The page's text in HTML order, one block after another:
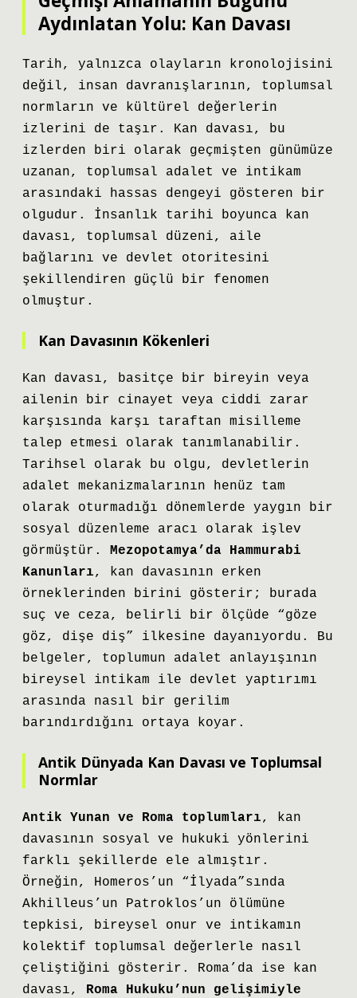
Aydınlatan Yolu: Kan Davası
Tarih, yalnızca olayların kronolojisini
değil, insan davranışlarının, toplumsal
normların ve kültürel değerlerin
izlerini de taşır. Kan davası, bu
izlerden biri olarak geçmişten günümüze
uzanan, toplumsal adalet ve intikam
arasındaki hassas dengeyi gösteren bir
olgudur. İnsanlık tarihi boyunca kan
davası, toplumsal düzeni, aile
bağlarını ve devlet otoritesini
şekillendiren güçlü bir fenomen
olmuştur.
Kan Davasının Kökenleri
Kan davası, basitçe bir bireyin veya
ailenin bir cinayet veya ciddi zarar
karşısında karşı taraftan misilleme
talep etmesi olarak tanımlanabilir.
Tarihsel olarak bu olgu, devletlerin
adalet mekanizmalarının henüz tam
olarak oturmadığı dönemlerde yaygın bir
sosyal düzenleme aracı olarak işlev
görmüştür. Mezopotamya’da Hammurabi
Kanunları, kan davasının erken
örneklerinden birini gösterir; burada
suç ve ceza, belirli bir ölçüde “göze
göz, dişe diş” ilkesine dayanıyordu. Bu
belgeler, toplumun adalet anlayışının
bireysel intikam ile devlet yaptırımı
arasında nasıl bir gerilim
barındırdığını ortaya koyar.
Antik Dünyada Kan Davası ve Toplumsal
Normlar
Antik Yunan ve Roma toplumları, kan
davasının sosyal ve hukuki yönlerini
farklı şekillerde ele almıştır.
Örneğin, Homeros’un “İlyada”sında
Akhilleus’un Patroklos’un ölümüne
tepkisi, bireysel onur ve intikamın
kolektif toplumsal değerlerle nasıl
çeliştiğini gösterir. Roma’da ise kan
davası, Roma Hukuku’nun gelişimiyle